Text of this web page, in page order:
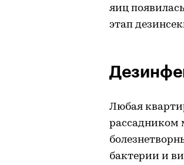
яиц
этап
Любая
рассадником
бактерии и